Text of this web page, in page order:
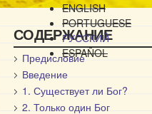
ENGLISH
PORTUGUESE
РУССКИЙ
ESPAÑOL
СОДЕРЖАНИЕ
Предисловие
Введение
1. Существует ли Бог?
2. Только один Бог